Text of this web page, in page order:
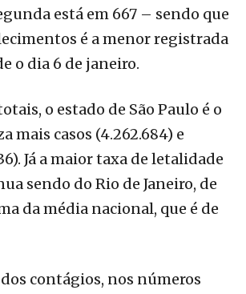
está em 667 – sendo que
é a menor registrada
o dia 6 de janeiro.
o estado de São Paulo é o
mais casos (4.262.684) e
Já a maior taxa de letalidade
sendo do Rio de Janeiro, de
da média nacional, que é de
contágios, nos números